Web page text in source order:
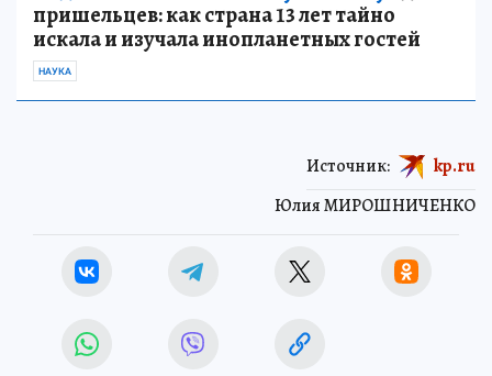
пришельцев: как страна 13 лет тайно
искала и изучала инопланетных гостей
НАУКА
Юлия МИРОШНИЧЕНКО
Источник: kp.ru